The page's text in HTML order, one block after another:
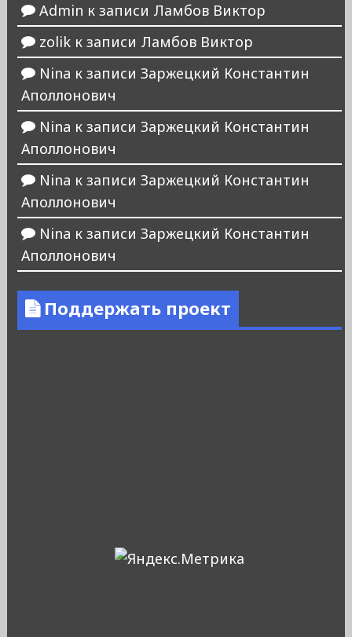
Admin к записи Ламбов Виктор
zolikк записи Ламбов Виктор
Nina к записи Заржецкий Константин
Аполлонович
Nina к записи Заржецкий Константин
Аполлонович
Nina к записи Заржецкий Константин
Аполлонович
Nina к записи Заржецкий Константин
Аполлонович
Поддержать проект